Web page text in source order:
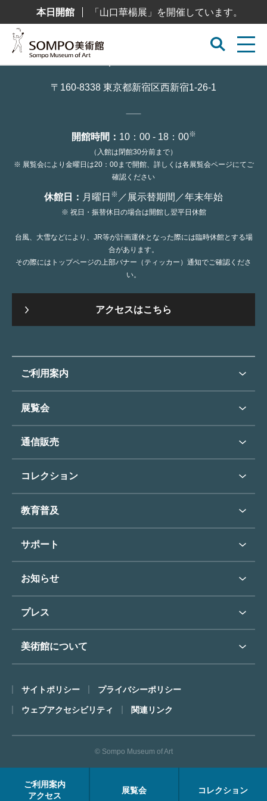
テ
本日開館 「山口華楊展」を開催しています。
ご利用案内
アクセス
展覧会 コレクション
〒160-8338 東京都新宿区西新宿1-26-1
開館時間： 10：00 - 18：00※
（入館は閉館30分前まで）
※ 展覧会により金曜日は20：00まで開館、詳しくは各展覧会ページにてご
確認ください
休館日： 月曜日 ※ ／展示替期間／年末年始
※ 祝日・振替休日の場合は開館し翌平日休館
台風、大雪などにより、JR等が計画運休となった際には臨時休館とする場
合があります。
その際にはトップページの上部バナー（ティッカー）通知でご確認くださ
い。
アクセスはこちら
ご利用案内
ご利用案内トップ
開館時間・休館日
アクセス
団体のご利用について
バリアフリー／小さなお子様
フロアマップ
ミュージアムショップ
カフェ
展覧会
展覧会・イベントトップ
次回の展覧会
展覧会スケジュール
過去の展覧会
通信販売
通信販売トップ
コレクション
コレクショントップ
東郷青児
コレクションハイライト
教育普及
教育普及トップ
オンラインで美術鑑賞
博物館実習について
サポート
よくあるご質問
東郷⻘児作品著作権申請
お知らせ
お知らせトップ
プレス
プレスリリーストップ
美術館について
ごあいさつ
コンセプト
沿革
FACEアーカイブス
サイトポリシー プライバシーポリシー
ウェブアクセシビリティ 関連リンク
© Sompo Museum of Art